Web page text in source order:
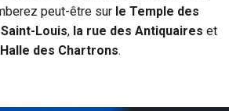
peut-être sur le Temple des
Louis, la rue des Antiquaires et
des Chartrons.